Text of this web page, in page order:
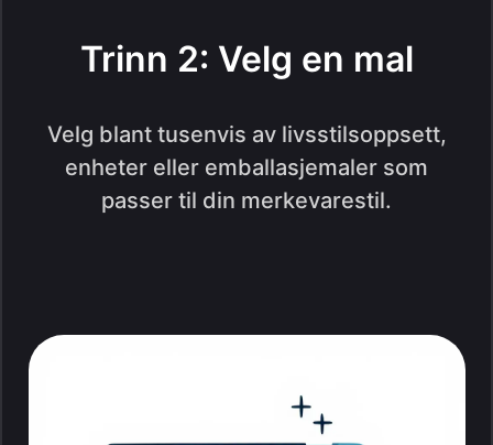
Trinn 2: Velg en mal
Velg blant tusenvis av livsstilsoppsett,
enheter eller emballasjemaler som
passer til din merkevarestil.